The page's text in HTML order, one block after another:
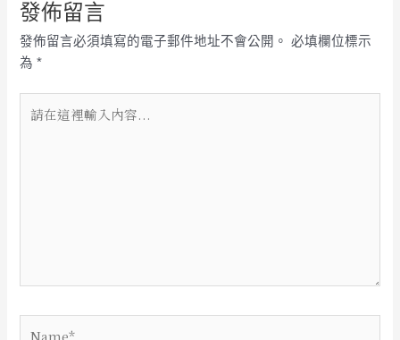
發佈留言
發佈留言必須填寫的電子郵件地址不會公開。 必填欄位標示
為*
在